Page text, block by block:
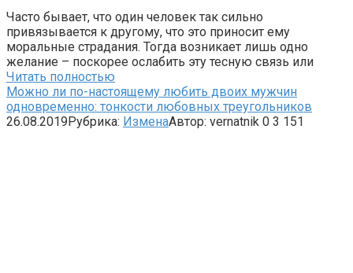
Часто бывает, что один человек так сильно
привязывается к другому, что это приносит ему
моральные страдания. Тогда возникает лишь одно
желание – поскорее ослабить эту тесную связь или
Читать полностью
Можно ли по-настоящему любить двоих мужчин
одновременно: тонкости любовных треугольников
26.08.2019Рубрика: ИзменаАвтор: vernatnik 0 3 151